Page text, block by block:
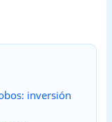
inversión